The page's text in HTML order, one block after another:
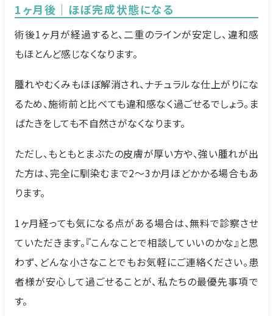
1ヶ月後｜ほぼ完成状態になる
術後1ヶ月が経過すると、二重のラインが安定し、違和感
もほとんど感じなくなります。
腫れやむくみもほぼ解消され、ナチュラルな仕上がりにな
るため、施術前と比べても違和感なく過ごせるでしょう。ま
ばたきをしても不自然さがなくなります。
ただし、もともとまぶたの皮膚が厚い方や、強い腫れが出
た方は、完全に馴染むまで2～3か月ほどかかる場合もあ
ります。
1ヶ月経っても気になる点がある場合は、無料で診察させ
ていただきます。『こんなことで相談していいのかな』と思
わず、どんな小さなことでもお気軽にご連絡ください。患
者様が安心して過ごせることが、私たちの最優先事項で
す。